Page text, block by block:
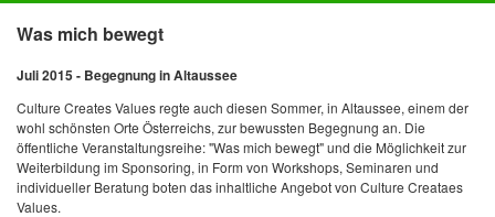
Was mich bewegt
Juli 2015 - Begegnung in Altaussee
Culture Creates Values regte auch diesen Sommer, in Altaussee, einem der
wohl schönsten Orte Österreichs, zur bewussten Begegnung an. Die
öffentliche Veranstaltungsreihe: "Was mich bewegt" und die Möglichkeit zur
Weiterbildung im Sponsoring, in Form von Workshops, Seminaren und
individueller Beratung boten das inhaltliche Angebot von Culture Creataes
Values.